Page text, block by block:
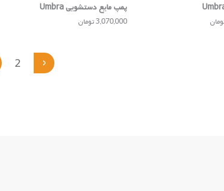
پمپ مایع دستشویی Umbra
3,070,000 تومان
2 ›